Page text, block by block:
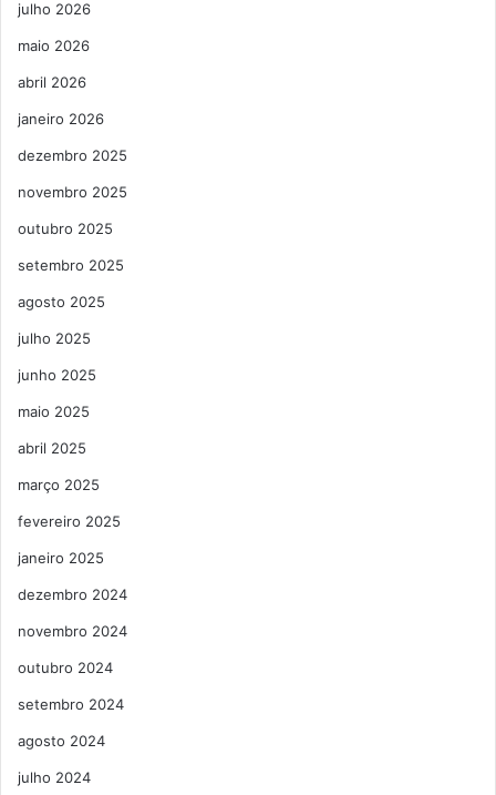
julho 2026
maio 2026
abril 2026
janeiro 2026
dezembro 2025
novembro 2025
outubro 2025
setembro 2025
agosto 2025
julho 2025
junho 2025
maio 2025
abril 2025
março 2025
fevereiro 2025
janeiro 2025
dezembro 2024
novembro 2024
outubro 2024
setembro 2024
agosto 2024
julho 2024